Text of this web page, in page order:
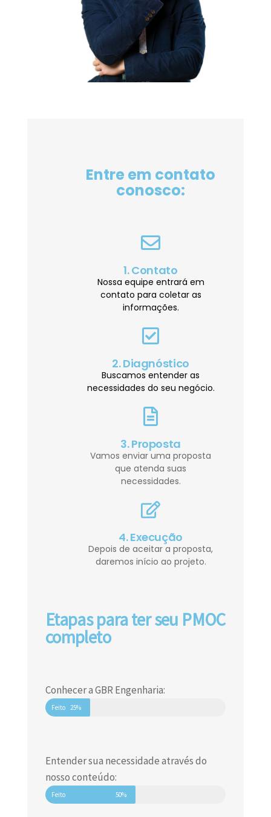
Entre em contato
conosco:
1. Contato
Nossa equipe entrará em
contato para coletar as
informações.
2. Diagnóstico
Buscamos entender as
necessidades do seu negócio.
3. Proposta
Vamos enviar uma proposta
que atenda suas
necessidades.
4. Execução
Depois de aceitar a proposta,
daremos início ao projeto.
Etapas para ter seu PMOC
completo
Conhecer a GBR Engenharia:
Feito 25%
Entender sua necessidade através do
nosso conteúdo:
Feito 50%